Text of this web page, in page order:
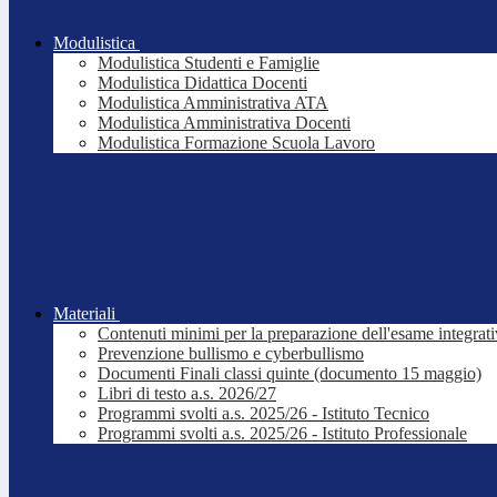
Modulistica
Modulistica Studenti e Famiglie
Modulistica Didattica Docenti
Modulistica Amministrativa ATA
Modulistica Amministrativa Docenti
Modulistica Formazione Scuola Lavoro
Materiali
Contenuti minimi per la preparazione dell'esame
Prevenzione bullismo e cyberbullismo
Documenti Finali classi quinte (documento 15 maggio)
Libri di testo a.s. 2026/27
Programmi svolti a.s. 2025/26 - Istituto Tecnico
Programmi svolti a.s. 2025/26 - Istituto Professionale